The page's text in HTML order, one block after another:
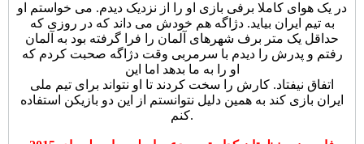
در یک هوای کاملا برفی بازی او را از نزدیک دیدم. می خواستم او
به تیم ایران بیاید. دژاگه هم خودش می داند که در روزی که
حداقل یک متر برف شهرهای آلمان را فرا گرفته بود به آلمان
رفتم و پدرش را دیدم با سرمربی وقت دژاگه صحبت کردم که
او را به ما بدهد اما این
اتفاق نیفتاد. کارش را سخت کردند تا او نتواند برای تیم ملی
ایران بازی کند به همین دلیل نتوانستم از این دو بازیکن استفاده
کنم.